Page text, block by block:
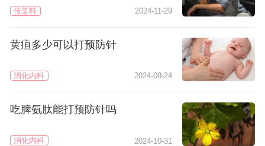
传染科 2024-11-29
黄疸多少可以打预防针
消化内科 2024-08-24
吃脾氨肽能打预防针吗
消化内科 2024-10-31